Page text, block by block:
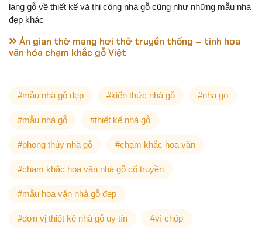
làng gỗ về thiết kế và thi công nhà gỗ cũng như những mẫu nhà
đẹp khác
Án gian thờ mang hơi thở truyền thống – tinh hoa
văn hóa chạm khắc gỗ Việt
#mẫu nhà gỗ đẹp #kiến thức nhà gỗ #nha go
#mẫu nhà gỗ #thiết kế nhà gỗ
#phong thủy nhà gỗ #chạm khắc hoa văn
#chạm khắc hoa văn nhà gỗ cổ truyền
#mẫu hoa văn nhà gỗ đẹp
#đơn vị thiết kế nhà gỗ uy tín #vì chóp